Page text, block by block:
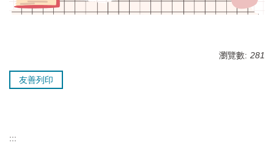
瀏覽數: 281
友善列印
:::